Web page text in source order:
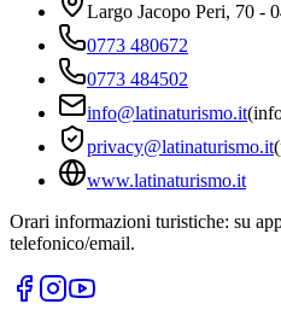
Largo Jacopo Peri, 70 -
0773 480672
0773 484502
info@latinaturismo.it
privacy@latinaturismo.it
www.latinaturismo.it
Orari informazioni turistiche: su
telefonico/email.